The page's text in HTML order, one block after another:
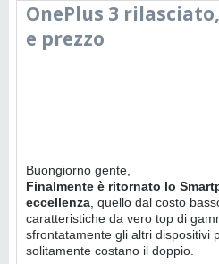
rilasciato, caratteristiche e prezzo
OnePlus 3
e prezzo
Buongiorno gente,
Finalmente è ritornato lo
eccellenza , quello dal costo
caratteristiche da vero top di
sfrontatamente gli altri dispositivi
solitamente costano il doppio.